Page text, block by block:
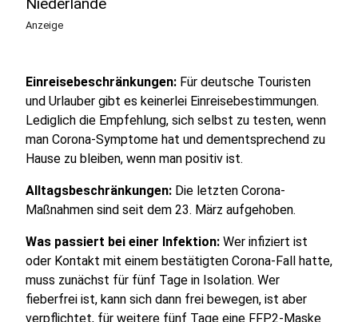
Anzeige
Einreisebeschränkungen: Für deutsche Touristen
und Urlauber gibt es keinerlei Einreisebestimmungen.
Lediglich die Empfehlung, sich selbst zu testen, wenn
man Corona-Symptome hat und dementsprechend zu
Hause zu bleiben, wenn man positiv ist.
Alltagsbeschränkungen: Die letzten Corona-
Maßnahmen sind seit dem 23. März aufgehoben.
Was passiert bei einer Infektion: Wer infiziert ist
oder Kontakt mit einem bestätigten Corona-Fall hatte,
muss zunächst für fünf Tage in Isolation. Wer
fieberfrei ist, kann sich dann frei bewegen, ist aber
verpflichtet, für weitere fünf Tage eine FFP2-Maske